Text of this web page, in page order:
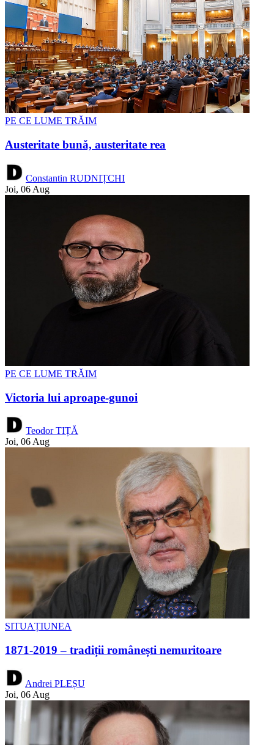
PE CE LUME TRĂIM
Austeritate bună, austeritate rea
Constantin RUDNIȚCHI
Joi, 06 Aug
PE CE LUME TRĂIM
Victoria lui aproape-gunoi
Teodor TIȚĂ
Joi, 06 Aug
SITUAȚIUNEA
1871-2019 – tradiții românești nemuritoare
Andrei PLEȘU
Joi, 06 Aug